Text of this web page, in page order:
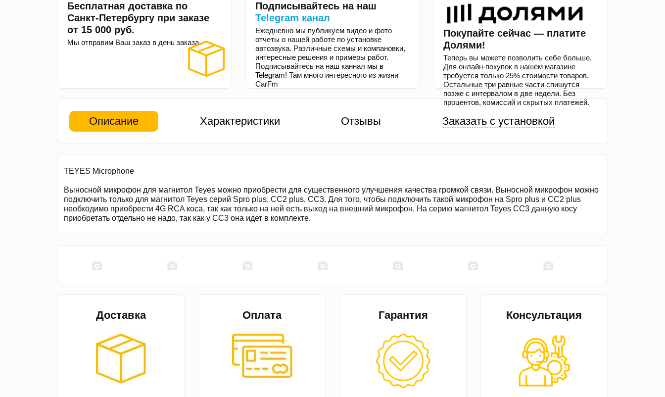
Бесплатная доставка по
Санкт-Петербургу при заказе
от 15 000 руб.
Мы отправим Ваш заказ в день заказа.
Подписывайтесь на наш
Telegram канал
Ежедневно мы публикуем видео и фото
отчеты о нашей работе по установке
автозвука. Различные схемы и компановки,
интересные решения и примеры работ.
Подписывайтесь на наш каннал мы в
Telegram! Там много интересного из жизни
CarFm
Покупайте сейчас — платите
Долями!
Теперь вы можете позволить себе больше.
Для онлайн-покупок в нашем магазине
требуется только 25% стоимости товаров.
Остальные три равные части спишутся
позже с интервалом в две недели. Без
процентов, комиссий и скрытых платежей.
Описание Характеристики Отзывы Заказать с установкой
TEYES Microphone
Выносной микрофон для магнитол Teyes можно приобрести для существенного улучшения качества громкой связи. Выносной микрофон можно
подключить только для магнитол Teyes серий Spro plus, CC2 plus, CC3. Для того, чтобы подключить такой микрофон на Spro plus и CC2 plus
необходимо приобрести 4G RCA коса, так как только на ней есть выход на внешний микрофон. На серию магнитол Teyes CC3 данную косу
приобретать отдельно не надо, так как у CC3 она идет в комплекте.
Доставка Оплата Гарантия Консультация